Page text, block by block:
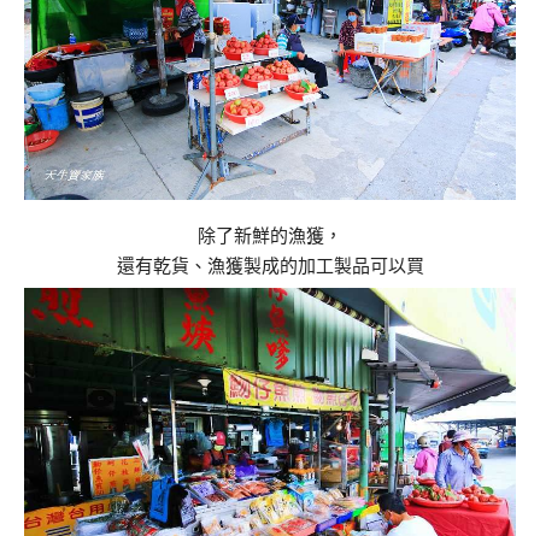
除了新鮮的漁獲，
還有乾貨、漁獲製成的加工製品可以買